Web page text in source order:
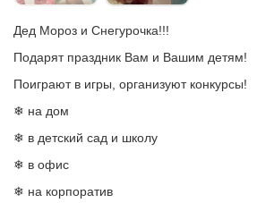
Дед Мороз и Снегурочка!!!
Подарят праздник Вам и Вашим детям!
Поиграют в игры, организуют конкурсы!
❄ на дом
❄ в детский сад и школу
❄ в офис
❄ на корпоратив